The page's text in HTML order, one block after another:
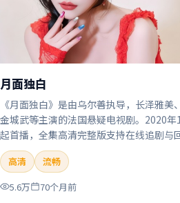
月面独白
《月面独白》是由乌尔善执导，长泽雅美
金城武等主演的法国悬疑电视剧。2020年
起首播，全集高清完整版支持在线追剧与
与看点：悬念层层推进，线索相互勾连，
料，适合推理爱好者。本片适合检索「月
「乌尔善」「悬疑」「法国」「2020」「
21上映」等关键词的影迷阅读简介与主创
高清
流畅
5.6万
70个月前